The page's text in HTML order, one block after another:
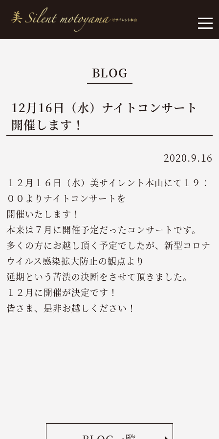
BLOG
12月16日（水）ナイトコンサート
開催します！
2020.9.16
１２月１６日（水）美サイレント本山にて１９：
００よりナイトコンサートを
開催いたします！
本来は７月に開催予定だったコンサートです。
多くの方にお越し頂く予定でしたが、新型コロナ
ウイルス感染拡大防止の観点より
延期という苦渋の決断をさせて頂きました。
１２月に開催が決定です！
皆さま、是非お越しください！